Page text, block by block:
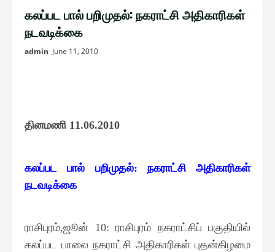
கலப்பட பால் பறிமுதல்: நகராட்சி அதிகாரிகள்
நடவடிக்கை
admin June 11, 2010
தினமணி 11.06.2010
கலப்பட பால் பறிமுதல்: நகராட்சி அதிகாரிகள்
நடவடிக்கை
ராசிபுரம்,ஜூன் 10: ராசிபுரம் நகராட்சிப் பகுதியில்
கலப்பட பாலை நகராட்சி அதிகாரிகள் புதன்கிழமை